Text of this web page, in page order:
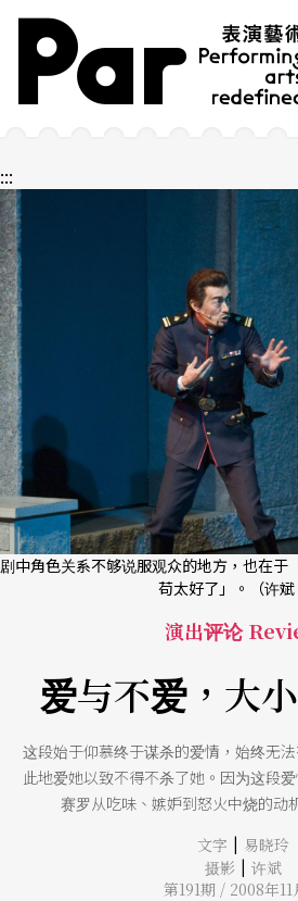
跳到主要内容区块
网站导览
:::
剧中角色关系不够说服观众的地方，也在于
苟太好了」。（许斌
演出评论
爱与不爱，大
这段始于仰慕终于谋杀的爱情，始终无
此地爱她以致不得不杀了她。因为这段
赛罗从吃味、嫉妒到怒火中烧的动
文字 | 易晓玲
摄影 | 许斌
第191期 / 2008年11